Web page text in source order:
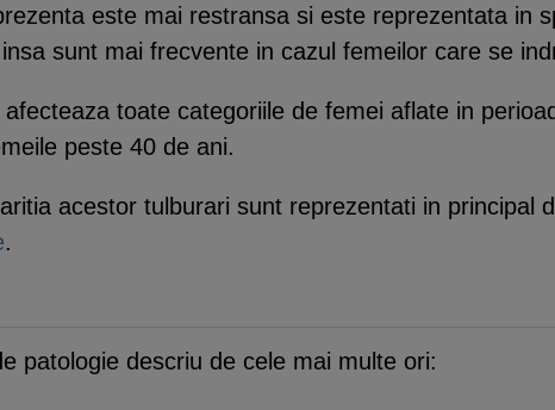
este mai restransa si este reprezentata in
sunt mai frecvente in cazul femeilor care se
toate categoriile de femei aflate in
peste 40 de ani.
acestor tulburari sunt reprezentati in principal
.
patologie descriu de cele mai multe ori: